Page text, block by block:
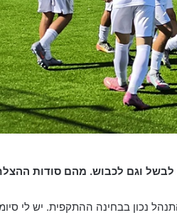
וגם לכבוש. מהם סודות
נכון בבחינה ההתקפית. יש לי